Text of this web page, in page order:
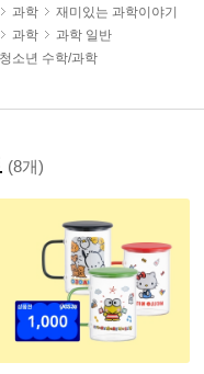
과학
재미있는 과학이야기
과학
과학 일반
청소년 수학/과학
(8개)